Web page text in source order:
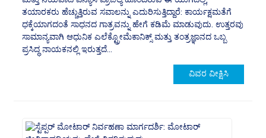
ತಯಾರಕರು ಹೆಚ್ಚುತ್ತಿರುವ ಸವಾಲನ್ನು ಎದುರಿಸುತ್ತಿದ್ದಾರೆ: ಕಾರ್ಯಕ್ಷಮತೆಗೆ
ಧಕ್ಕೆಯಾಗದಂತೆ ಸಾಧನದ ಗಾತ್ರವನ್ನು ಹೇಗೆ ಕಡಿಮೆ ಮಾಡುವುದು. ಉತ್ತರವು
ಸಾಮಾನ್ಯವಾಗಿ ಆಧುನಿಕ ಎಲೆಕ್ಟ್ರೋಮೆಕಾನಿಕ್ಸ್ ಮತ್ತು ತಂತ್ರಜ್ಞಾನದ ಒಬ್ಬ
ಪ್ರಸಿದ್ಧ ನಾಯಕನಲ್ಲಿ ಇರುತ್ತದೆ...
ವಿವರ ವೀಕ್ಷಿಸಿ